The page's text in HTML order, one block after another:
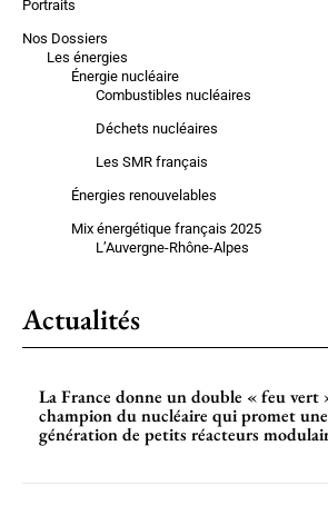
Portraits
Nos Dossiers
Les énergies
Énergie nucléaire
Combustibles nucléaires
Déchets nucléaires
Les SMR français
Énergies renouvelables
Mix énergétique français 2025
L’Auvergne-Rhône-Alpes
Actualités
La France donne un double « feu vert
champion du nucléaire qui promet
génération de petits réacteurs